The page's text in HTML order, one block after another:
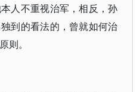
人不重视治军，相反，孙
到的看法的，曾就如何治
则。